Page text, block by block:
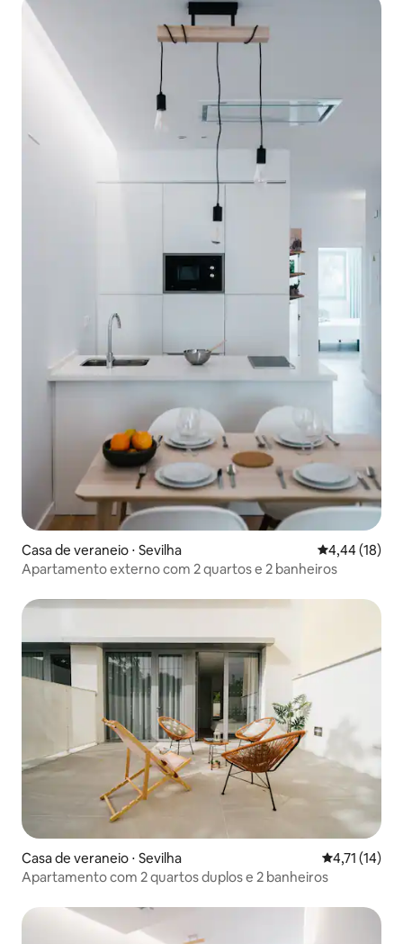
Casa de veraneio ⋅ Sevilha 4,44 de uma
4,44 (18)
Apartamento externo com 2 quartos e 2 banheiros
Casa de veraneio ⋅ Sevilha 4,71 de uma
4,71 (14)
Apartamento com 2 quartos duplos e 2 banheiros